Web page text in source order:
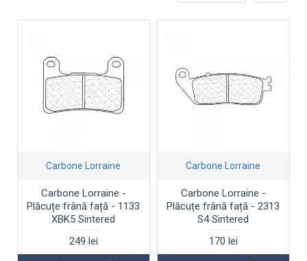
Carbone Lorraine
Carbone Lorraine -
Plăcuțe frână față - 1133
XBK5 Sintered
249 lei
Carbone Lorraine
Carbone Lorraine -
Plăcuțe frână față - 2313
S4 Sintered
170 lei